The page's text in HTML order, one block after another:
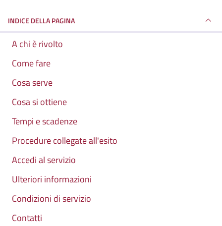
INDICE DELLA PAGINA
A chi è rivolto
Come fare
Cosa serve
Cosa si ottiene
Tempi e scadenze
Procedure collegate all'esito
Accedi al servizio
Ulteriori informazioni
Condizioni di servizio
Contatti